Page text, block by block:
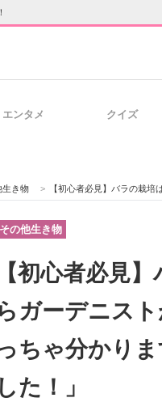
ヒント
エンタメ クイズ
生き物 > 【初心者必見】バラの栽培は実は……
その他生き物
【初心者必見
ガーデニス
ちゃ分かり
した！」